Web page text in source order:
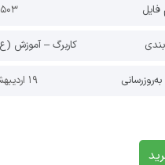
503 کیلوبایت
کاربرگ – آموزش
19 اردیبهشت 1405